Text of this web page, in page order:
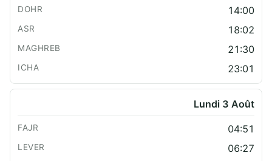
14:00
18:02
21:30
23:01
Lundi 3 Août
04:51
06:27